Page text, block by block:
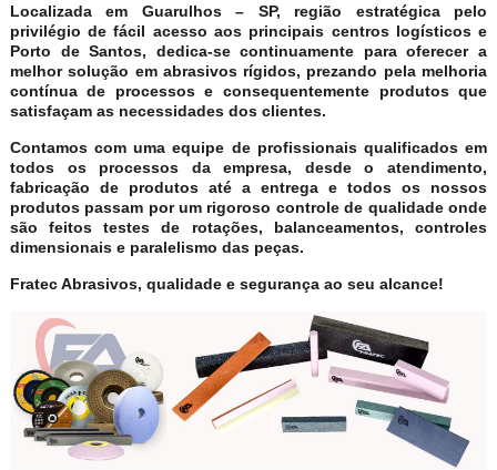
Localizada em Guarulhos – SP, região estratégica pelo
privilégio de fácil acesso aos principais centros logísticos e
Porto de Santos, dedica-se continuamente para oferecer a
melhor solução em abrasivos rígidos, prezando pela melhoria
contínua de processos e consequentemente produtos que
satisfaçam as necessidades dos clientes.
Contamos com uma equipe de profissionais qualificados em
todos os processos da empresa, desde o atendimento,
fabricação de produtos até a entrega e todos os nossos
produtos passam por um rigoroso controle de qualidade onde
são feitos testes de rotações, balanceamentos, controles
dimensionais e paralelismo das peças.
Fratec Abrasivos, qualidade e segurança ao seu alcance!